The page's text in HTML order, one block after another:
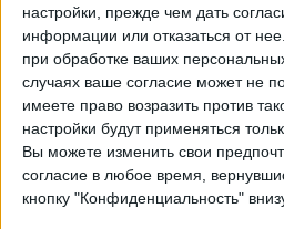
настройки, прежде чем дать
информации или отказаться от нее.
при обработке ваших
случаях ваше согласие может не
имеете право возразить против
настройки будут применяться
Вы можете изменить свои
согласие в любое время,
кнопку "Конфиденциальность"
Браун Адроге
Суббота, 22.08.2026
23:00 Примера Б
Браун Адроге
УАИ Уркиса